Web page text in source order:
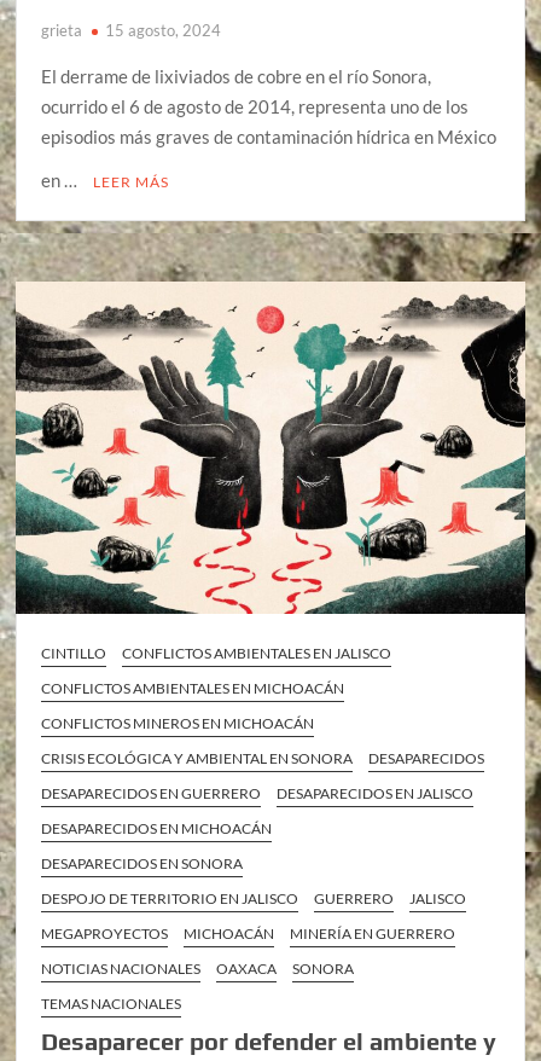
grieta 15 agosto, 2024
El derrame de lixiviados de cobre en el río Sonora,
ocurrido el 6 de agosto de 2014, representa uno de los
episodios más graves de contaminación hídrica en México
en …
LEER MÁS
CINTILLO
CONFLICTOS AMBIENTALES EN JALISCO
CONFLICTOS AMBIENTALES EN MICHOACÁN
CONFLICTOS MINEROS EN MICHOACÁN
CRISIS ECOLÓGICA Y AMBIENTAL EN SONORA
DESAPARECIDOS
DESAPARECIDOS EN GUERRERO
DESAPARECIDOS EN JALISCO
DESAPARECIDOS EN MICHOACÁN
DESAPARECIDOS EN SONORA
DESPOJO DE TERRITORIO EN JALISCO
GUERRERO
JALISCO
MEGAPROYECTOS
MICHOACÁN
MINERÍA EN GUERRERO
NOTICIAS NACIONALES
OAXACA
SONORA
TEMAS NACIONALES
Desaparecer por defender el ambiente y